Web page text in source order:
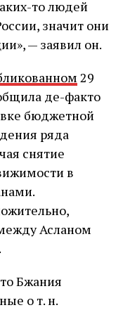
то людей
значит они
— заявил он.
29
де-факто
бюджетной
ряда
снятие
в
Асланом
Бжания
о т. н.